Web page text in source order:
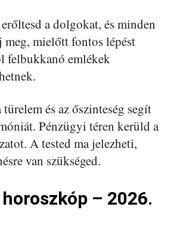
a dolgokat, és minden
meg, mielőtt fontos lépést
felbukkanó emlékek
és az őszinteség segít
Pénzügyi téren kerüld a
A tested ma jelezheti,
van szükséged.
– 2026.